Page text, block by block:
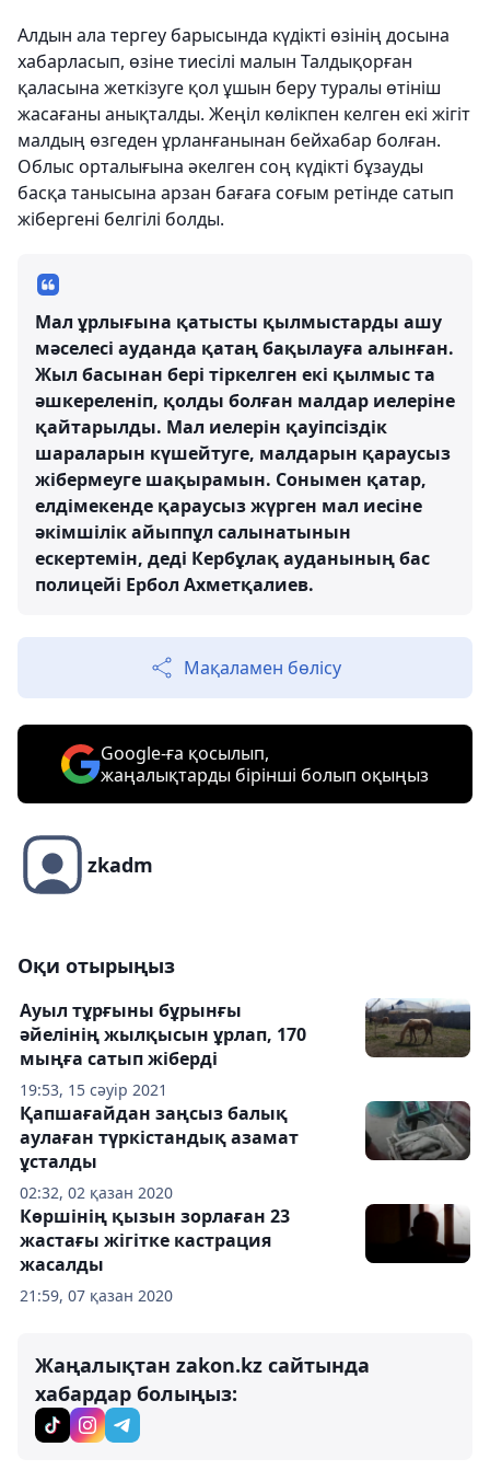
Алдын ала тергеу барысында күдікті өзінің досына
хабарласып, өзіне тиесілі малын Талдықорған
қаласына жеткізуге қол ұшын беру туралы өтініш
жасағаны анықталды. Жеңіл көлікпен келген екі жігіт
малдың өзгеден ұрланғанынан бейхабар болған.
Облыс орталығына әкелген соң күдікті бұзауды
басқа танысына арзан бағаға соғым ретінде сатып
жібергені белгілі болды.
Мал ұрлығына қатысты қылмыстарды ашу
мәселесі ауданда қатаң бақылауға алынған.
Жыл басынан бері тіркелген екі қылмыс та
әшкереленіп, қолды болған малдар иелеріне
қайтарылды. Мал иелерін қауіпсіздік
шараларын күшейтуге, малдарын қараусыз
жібермеуге шақырамын. Сонымен қатар,
елдімекенде қараусыз жүрген мал иесіне
әкімшілік айыппұл салынатынын
ескертемін, деді Кербұлақ ауданының бас
полицейі Ербол Ахметқалиев.
Мақаламен бөлісу
Google-ға қосылып,
жаңалықтарды бірінші болып оқыңыз
zkadm
Оқи отырыңыз
19:53, 15 сәуір 2021
Ауыл тұрғыны бұрынғы
әйелінің жылқысын ұрлап, 170
мыңға сатып жіберді
02:32, 02 қазан 2020
Қапшағайдан заңсыз балық
аулаған түркістандық азамат
ұсталды
21:59, 07 қазан 2020
Көршінің қызын зорлаған 23
жастағы жігітке кастрация
жасалды
Жаңалықтан zakon.kz сайтында
хабардар болыңыз: